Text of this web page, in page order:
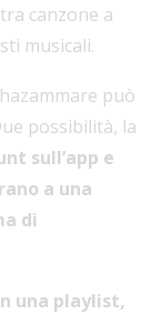
canzone a
musicali.
può
possibilità, la
sull’app e
a una
di
una playlist,